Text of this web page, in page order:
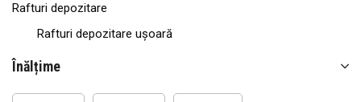
Rafturi depozitare
Rafturi depozitare ușoară
Rafturi semi-industriale
Înălțime